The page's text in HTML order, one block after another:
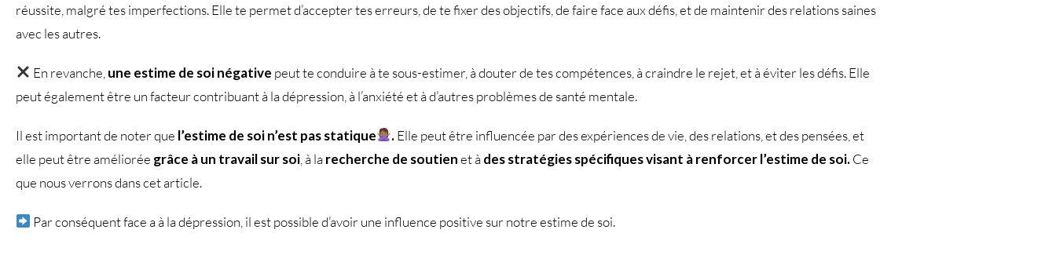
réussite, malgré tes imperfections. Elle te permet d’accepter tes erreurs, de te fixer des objectifs, de faire face aux défis, et de maintenir des relations saines
avec les autres.
En revanche, une estime de soi négative peut te conduire à te sous-estimer, à douter de tes compétences, à craindre le rejet, et à éviter les défis. Elle
peut également être un facteur contribuant à la dépression, à l’anxiété et à d’autres problèmes de santé mentale.
Il est important de noter que l’estime de soi n’est pas statique .Elle peut être influencée par des expériences de vie, des relations, et des pensées, et
elle peut être améliorée grâce à un travail sur soi , à larecherche de soutienet àdes stratégies spécifiques visant à renforcer l’estime de soi.Ce
que nous verrons dans cet article.
Par conséquent face a à la dépression, il est possible d’avoir une influence positive sur notre estime de soi.